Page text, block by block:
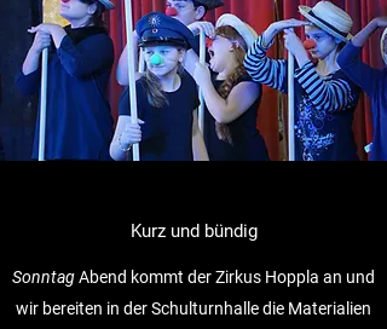
Kurz und bündig
SonntagAbend kommt der Zirkus Hoppla an und
wir bereiten in der Schulturnhalle die Materialien